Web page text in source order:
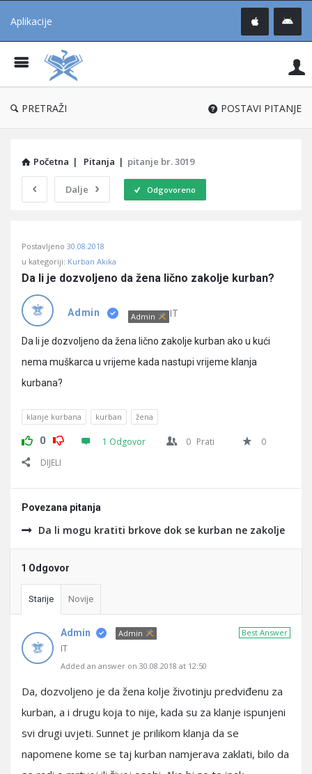
Aplikacije
®
PRETRAŽI POSTAVI PITANJE
Početna | Pitanja | pitanje br. 3019
Dalje Odgovoreno
Učene
Latest
Pitanja
Postavljeno 30.08.2018
u kategoriji: Kurban Akika
Da li je dozvoljeno da žena lično zakolje kurban?
Admin Admin IT
Da li je dozvoljeno da žena lično zakolje kurban ako u kući
nema muškarca u vrijeme kada nastupi vrijeme klanja
kurbana?
klanje kurbana kurban žena
0 1 Odgovor 0 Prati
0
DIJELI
Povezana pitanja
Da li mogu kratiti brkove dok se kurban ne zakolje
1 Odgovor
Starije Novije
Best Answer
Admin Admin
IT
Added an answer on 30.08.2018 at 12:50
Da, dozvoljeno je da žena kolje životinju predviđenu za
kurban, a i drugu koja to nije, kada su za klanje ispunjeni
svi drugi uvjeti. Sunnet je prilikom klanja da se
napomene kome se taj kurban namjerava zaklati, bilo da